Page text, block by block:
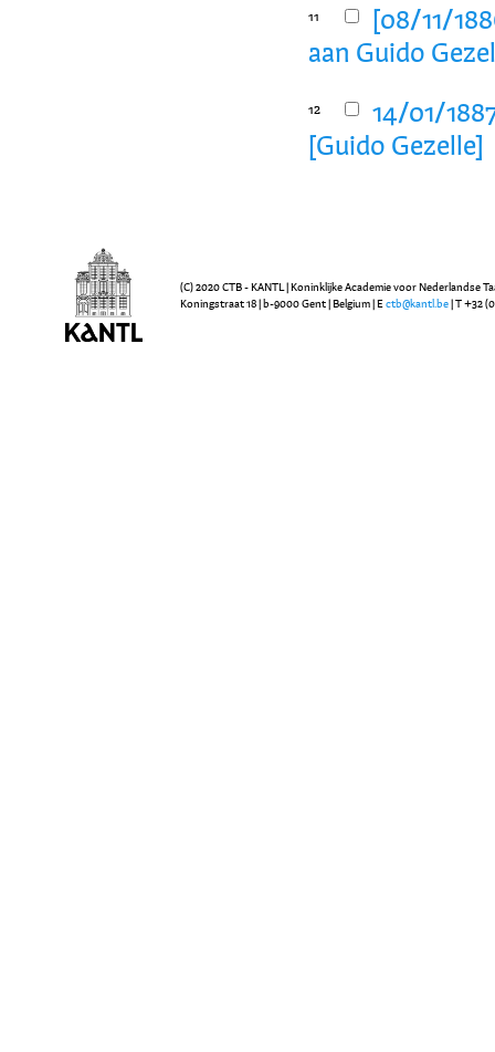
11
[08/11/
aan Guido
12
14/01/
[Guido Gezelle]
(C) 2020 CTB - KANTL | Koninklijke Academie voor Nederlandse
Koningstraat 18 | b-9000 Gent | Belgium | E ctb@kantl.be | T +32